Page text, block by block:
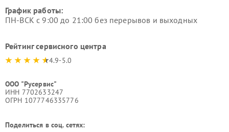
График работы:
ПН-ВСК с 9:00 до 21:00 без перерывов и выходных
Рейтинг сервисного центра
4.9-5.0
ООО "Русервис"
ИНН 7702633247
ОГРН 1077746335776
Поделиться в соц. сетях: